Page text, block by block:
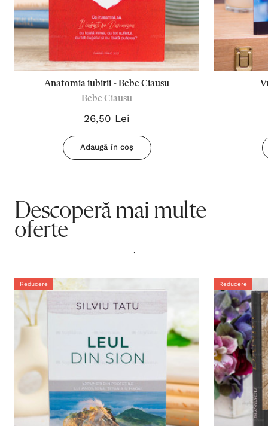
Anatomia iubirii - Bebe Ciausu
Bebe Ciausu
26,50 Lei
Adaugă în coș
Descoperă mai multe
oferte
.
Reducere Reducere